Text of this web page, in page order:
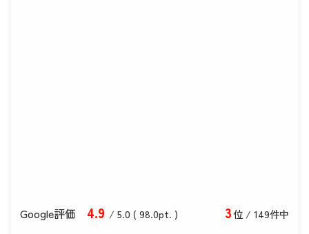
Google評価 4.9 / 5.0 ( 98.0pt. ) 3位 / 149件中